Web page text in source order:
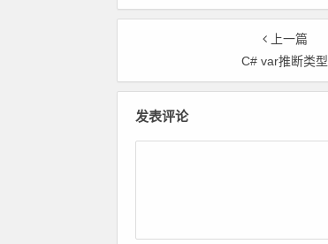
翻译
上一篇
C# var推断类型
发表评论